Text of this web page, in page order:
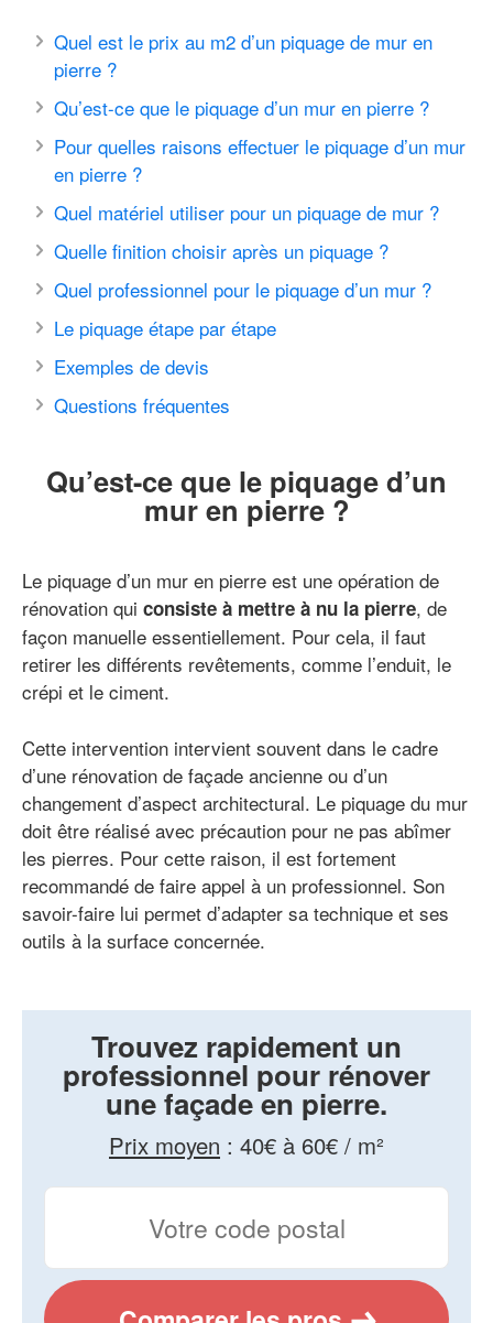
Quel est le prix au m2 d’un piquage de mur en
pierre ?
Qu’est-ce que le piquage d’un mur en pierre ?
Pour quelles raisons effectuer le piquage d’un mur
en pierre ?
Quel matériel utiliser pour un piquage de mur ?
Quelle finition choisir après un piquage ?
Quel professionnel pour le piquage d’un mur ?
Le piquage étape par étape
Exemples de devis
Questions fréquentes
Qu’est-ce que le piquage d’un
mur en pierre ?
Le piquage d’un mur en pierre est une opération de
rénovation qui consiste à mettre à nu la pierre, de
façon manuelle essentiellement. Pour cela, il faut
retirer les différents revêtements, comme l’enduit, le
crépi et le ciment.
Cette intervention intervient souvent dans le cadre
d’une rénovation de façade ancienne ou d’un
changement d’aspect architectural. Le piquage du mur
doit être réalisé avec précaution pour ne pas abîmer
les pierres. Pour cette raison, il est fortement
recommandé de faire appel à un professionnel. Son
savoir-faire lui permet d’adapter sa technique et ses
outils à la surface concernée.
Trouvez rapidement un
professionnel pour rénover
une façade en pierre.
Prix moyen : 40€ à 60€ / m²